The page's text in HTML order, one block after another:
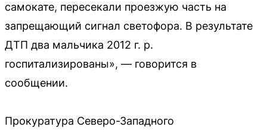
самокате, пересекали проезжую часть на
запрещающий сигнал светофора. В результате
ДТП два мальчика 2012 г. р.
госпитализированы», — говорится в
сообщении.
Прокуратура Северо-Западного